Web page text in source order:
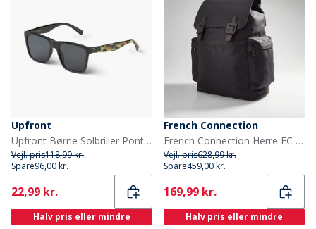
Upfront
Upfront Børne Solbriller Pont St Pitch-Dark
Vejl. pris118,99 kr.
Spare96,00 kr.
Current
22,99 kr.
Halv pris eller mindre
French Connection
French Connection Herre FC Rygsække Sort
Vejl. pris628,99 kr.
Spare459,00 kr.
Current
169,99 kr.
Halv pris eller mindre